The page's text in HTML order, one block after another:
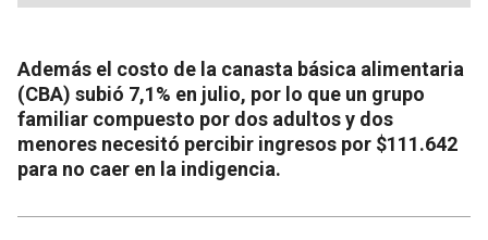
Además el costo de la canasta básica alimentaria
(CBA) subió 7,1% en julio, por lo que un grupo
familiar compuesto por dos adultos y dos
menores necesitó percibir ingresos por $111.642
para no caer en la indigencia.